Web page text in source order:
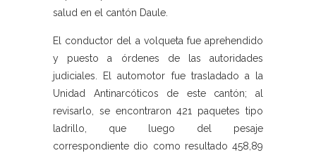
salud en el cantón Daule.
El conductor del a volqueta fue aprehendido
y puesto a órdenes de las autoridades
judiciales. El automotor fue trasladado a la
Unidad Antinarcóticos de este cantón; al
revisarlo, se encontraron 421 paquetes tipo
ladrillo, que luego del pesaje
correspondiente dio como resultado 458,89